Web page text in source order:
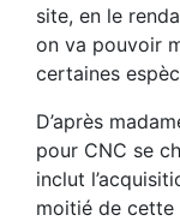
site, en le
on va pouvoir
certaines
D’après
pour CNC se
inclut
moitié de cette